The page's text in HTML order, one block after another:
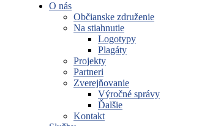
O nás
Občianske združenie
Na stiahnutie
Logotypy
Plagáty
Projekty
Partneri
Zverejňovanie
Výročné správy
Ďalšie
Kontakt